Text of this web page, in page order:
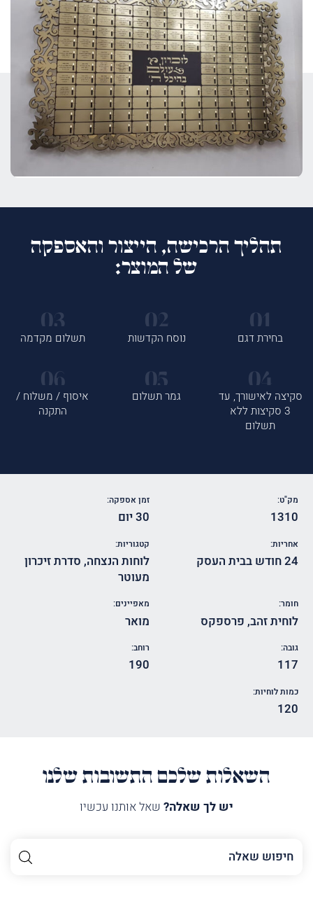
תהליך הרכישה, הייצור והאספקה
של המוצר:
בחירת דגם נוסח הקדשות תשלום מקדמה
סקיצה לאישורך, עד
3 סקיצות ללא
תשלום
גמר תשלום
איסוף / משלוח /
התקנה
מק"ט:
1310
זמן אספקה:
30 יום
אחריות:
24 חודש בבית העסק
קטגוריות:
לוחות הנצחה, סדרת זיכרון
מעוטר
חומר:
לוחית זהב, פרספקס
מאפיינים:
מואר
גובה:
117
רוחב:
190
כמות לוחיות:
120
השאלות שלכם התשובות שלנו
יש לך שאלה? שאל אותנו עכשיו
השם